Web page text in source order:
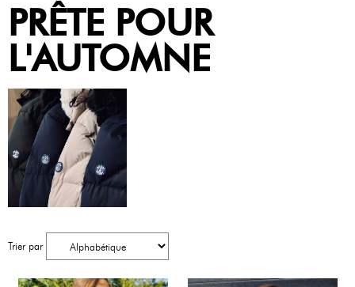
PRÊTE POUR
L'AUTOMNE
Trier par